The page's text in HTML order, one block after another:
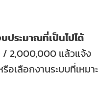
ประมาณที่เป็นไปได้
2,000,000 แล้วแจ้ง
เลือกงานระบบที่เหมาะ